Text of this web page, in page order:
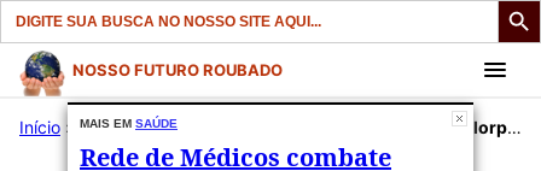
Search
for:
Pular
para
NOSSO FUTURO ROUBADO
Início » Publicações» Exposição ao inseticida clorpirifos, ou CPF, é vinculada a mudanças cerebrais.
MAIS EM SAÚDE
Rede de Médicos combate